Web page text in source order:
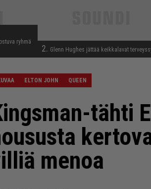
ryhmä
2. Glenn Hughes jättää keikkalavat
ELTON JOHN QUEEN
tähti
menoa